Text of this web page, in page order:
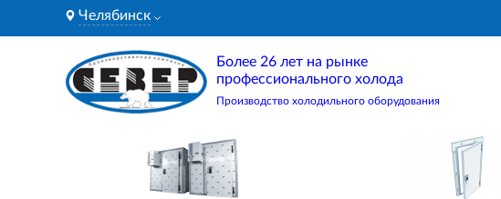
Челябинск
Более 26 лет на рынке
профессионального холода
Производство холодильного оборудования